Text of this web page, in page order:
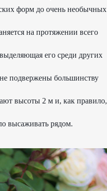
форм до очень необычных
на протяжении всего
его среди других
подвержены большинству
высоты 2 м и, как правило,
высаживать рядом.